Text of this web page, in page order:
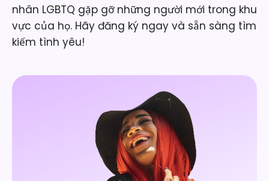
nhân LGBTQ gặp gỡ những người mới trong khu
vực của họ. Hãy đăng ký ngay và sẵn sàng tìm
kiếm tình yêu!